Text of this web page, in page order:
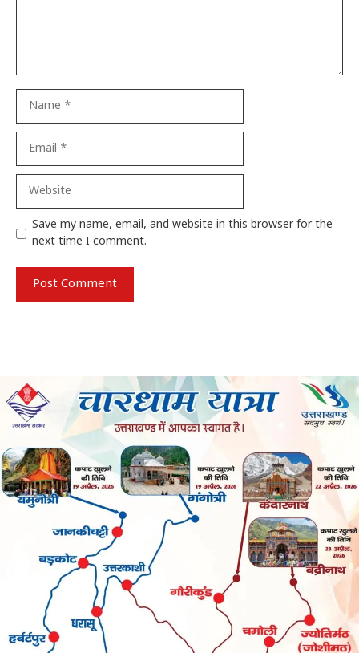
Website
Save my name, email, and website in this browser for the
next time I comment.